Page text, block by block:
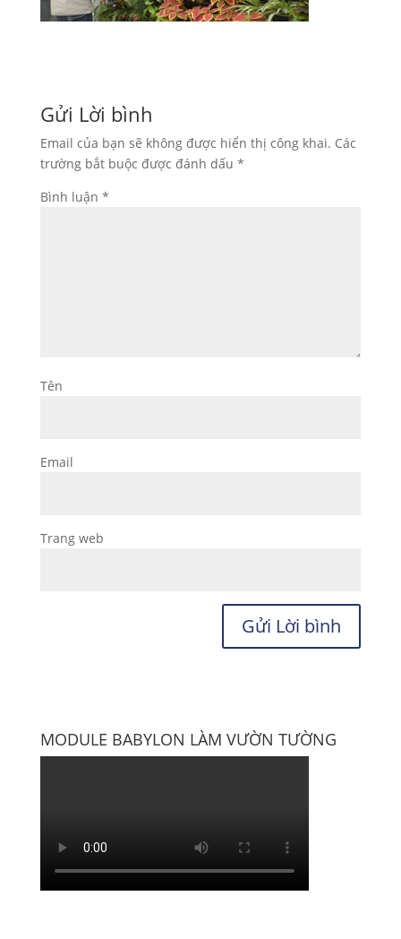
Gửi Lời bình
Email của bạn sẽ không được hiển thị công khai. Các
trường bắt buộc được đánh dấu *
Bình luận *
Tên
Email
Trang web
MODULE BABYLON LÀM VƯỜN TƯỜNG